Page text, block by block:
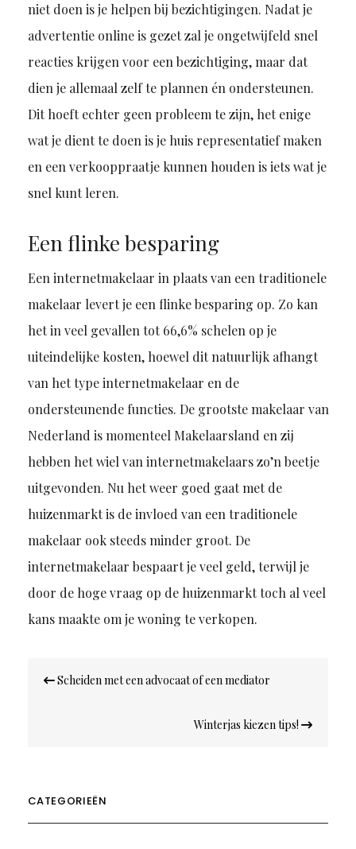
niet doen is je helpen bij bezichtigingen. Nadat je
advertentie online is gezet zal je ongetwijfeld snel
reacties krijgen voor een bezichtiging, maar dat
dien je allemaal zelf te plannen én ondersteunen.
Dit hoeft echter geen probleem te zijn, het enige
wat je dient te doen is je huis representatief maken
en een verkooppraatje kunnen houden is iets wat je
snel kunt leren.
Een flinke besparing
Een internetmakelaar in plaats van een traditionele
makelaar levert je een flinke besparing op. Zo kan
het in veel gevallen tot 66,6% schelen op je
uiteindelijke kosten, hoewel dit natuurlijk afhangt
van het type internetmakelaar en de
ondersteunende functies. De grootste makelaar van
Nederland is momenteel Makelaarsland en zij
hebben het wiel van internetmakelaars zo’n beetje
uitgevonden. Nu het weer goed gaat met de
huizenmarkt is de invloed van een traditionele
makelaar ook steeds minder groot. De
internetmakelaar bespaart je veel geld, terwijl je
door de hoge vraag op de huizenmarkt toch al veel
kans maakte om je woning te verkopen.
navigatie
Scheiden met een advocaat of een mediator
Winterjas kiezen tips!
CATEGORIEËN